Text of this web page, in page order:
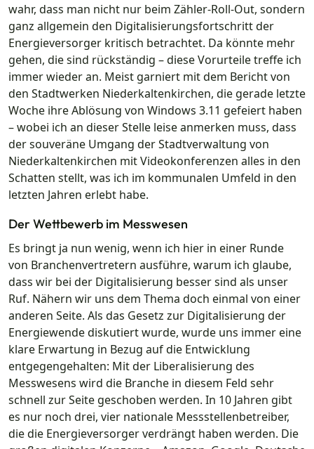
wahr, dass man nicht nur beim Zähler-Roll-Out, sondern
ganz allgemein den Digitalisierungsfortschritt der
Energieversorger kritisch betrachtet. Da könnte mehr
gehen, die sind rückständig – diese Vorurteile treffe ich
immer wieder an. Meist garniert mit dem Bericht von
den Stadtwerken Niederkaltenkirchen, die gerade letzte
Woche ihre Ablösung von Windows 3.11 gefeiert haben
– wobei ich an dieser Stelle leise anmerken muss, dass
der souveräne Umgang der Stadtverwaltung von
Niederkaltenkirchen mit Videokonferenzen alles in den
Schatten stellt, was ich im kommunalen Umfeld in den
letzten Jahren erlebt habe.
Der Wettbewerb im Messwesen
Es bringt ja nun wenig, wenn ich hier in einer Runde
von Branchenvertretern ausführe, warum ich glaube,
dass wir bei der Digitalisierung besser sind als unser
Ruf. Nähern wir uns dem Thema doch einmal von einer
anderen Seite. Als das Gesetz zur Digitalisierung der
Energiewende diskutiert wurde, wurde uns immer eine
klare Erwartung in Bezug auf die Entwicklung
entgegengehalten: Mit der Liberalisierung des
Messwesens wird die Branche in diesem Feld sehr
schnell zur Seite geschoben werden. In 10 Jahren gibt
es nur noch drei, vier nationale Messstellenbetreiber,
die die Energieversorger verdrängt haben werden. Die